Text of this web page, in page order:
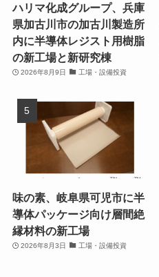
ハリマ化成グループ、兵庫
県加古川市の加古川製造所
内に半導体レジスト用樹脂
の新工場と新研究棟
2026年8月9日 工場・設備投資
味の素、岐阜県可児市に半
導体パッケージ向け層間絶
縁材料の新工場
2026年8月3日 工場・設備投資